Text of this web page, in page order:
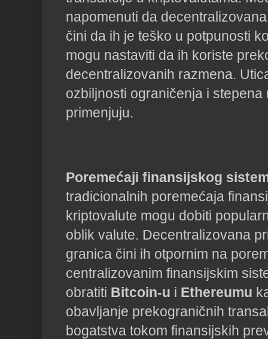
napomenuti da
čini da ih je teško u potpunosti
mogu nastaviti da ih koriste
decentralizovanih razmena.
ozbiljnosti ograničenja i stepena
primenjuju.
Poremećaji finansijskog
tradicionalnih poremećaja
kriptovalute mogu dobiti
oblik valute. Decentralizovana
granica čini ih otpornim na
centralizovanim finansijskim
obratiti Bitcoin-u i Ethereumu
obavljanje prekograničnih
bogatstva tokom finansijskih